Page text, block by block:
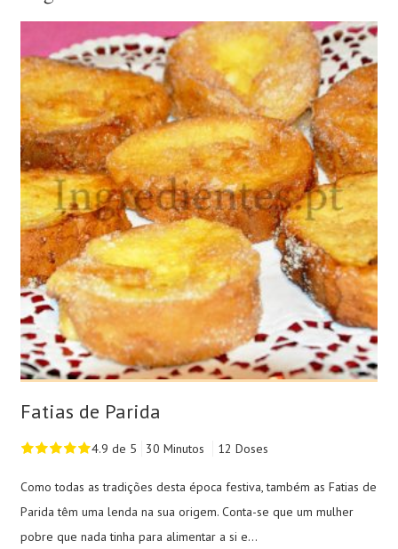
Fatias de Parida
4.9 de 5 30 Minutos 12 Doses
Como todas as tradições desta época festiva, também as Fatias de
Parida têm uma lenda na sua origem. Conta-se que um mulher
pobre que nada tinha para alimentar a si e...